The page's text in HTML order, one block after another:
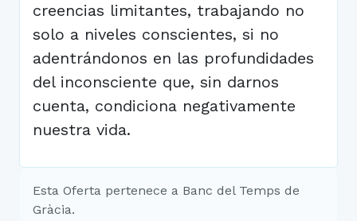
creencias limitantes, trabajando no
solo a niveles conscientes, si no
adentrándonos en las profundidades
del inconsciente que, sin darnos
cuenta, condiciona negativamente
nuestra vida.
Esta Oferta pertenece a Banc del Temps de
Gràcia.